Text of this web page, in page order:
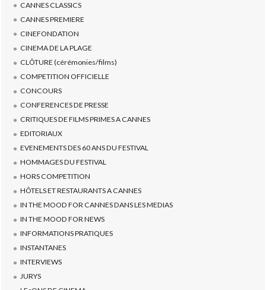
CANNES CLASSICS
CANNES PREMIERE
CINEFONDATION
CINEMA DE LA PLAGE
CLÔTURE (cérémonies/films)
COMPETITION OFFICIELLE
CONCOURS
CONFERENCES DE PRESSE
CRITIQUES DE FILMS PRIMES A CANNES
EDITORIAUX
EVENEMENTS DES 60 ANS DU FESTIVAL
HOMMAGES DU FESTIVAL
HORS COMPETITION
HÔTELS ET RESTAURANTS A CANNES
IN THE MOOD FOR CANNES DANS LES MEDIAS
IN THE MOOD FOR NEWS
INFORMATIONS PRATIQUES
INSTANTANES
INTERVIEWS
JURYS